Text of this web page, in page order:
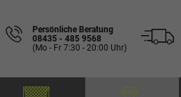
Persönliche Beratung
08435 - 485 9568
(Mo - Fr 7:30 - 20:00 Uhr)